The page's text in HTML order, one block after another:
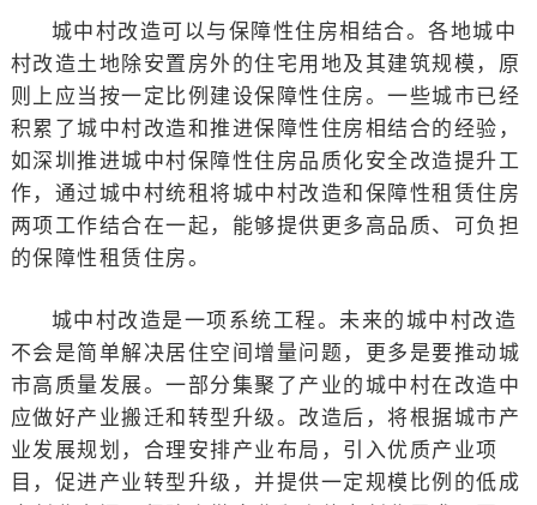
城中村改造可以与保障性住房相结合。各地城中
村改造土地除安置房外的住宅用地及其建筑规模，原
则上应当按一定比例建设保障性住房。一些城市已经
积累了城中村改造和推进保障性住房相结合的经验，
如深圳推进城中村保障性住房品质化安全改造提升工
作，通过城中村统租将城中村改造和保障性租赁住房
两项工作结合在一起，能够提供更多高品质、可负担
的保障性租赁住房。
城中村改造是一项系统工程。未来的城中村改造
不会是简单解决居住空间增量问题，更多是要推动城
市高质量发展。一部分集聚了产业的城中村在改造中
应做好产业搬迁和转型升级。改造后，将根据城市产
业发展规划，合理安排产业布局，引入优质产业项
目，促进产业转型升级，并提供一定规模比例的低成